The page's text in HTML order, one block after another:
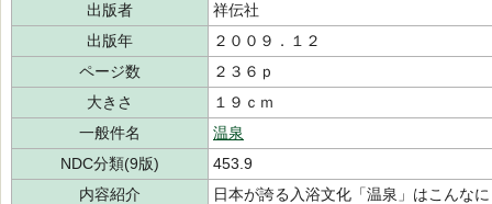
出版者
祥伝社
出版年
２００９．１２
ページ数
２３６ｐ
大きさ
１９ｃｍ
一般件名
温泉
NDC分類(9版)
453.9
内容紹介
日本が誇る入浴文化「温泉」はこんな